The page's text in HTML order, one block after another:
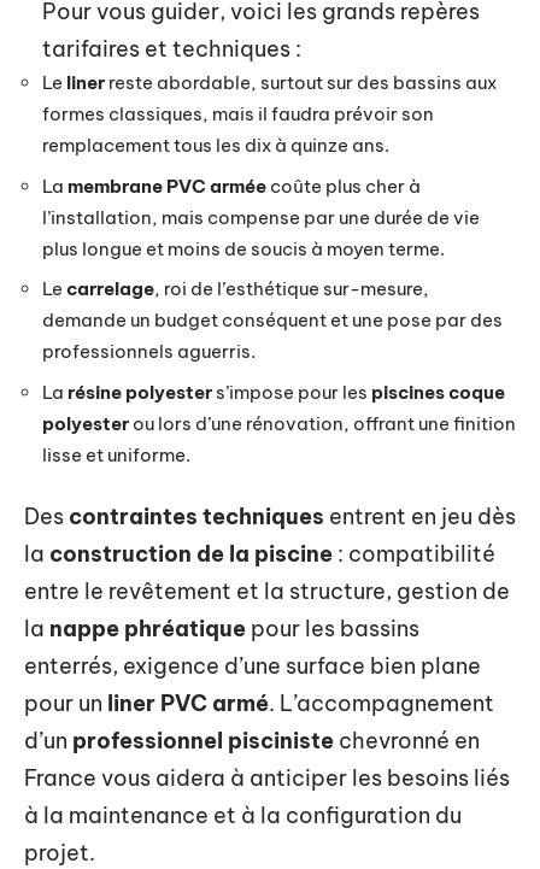
Pour vous guider, voici les grands repères
tarifaires et techniques :
Le liner reste abordable, surtout sur des bassins aux
formes classiques, mais il faudra prévoir son
remplacement tous les dix à quinze ans.
La membrane PVC armée coûte plus cher à
l’installation, mais compense par une durée de vie
plus longue et moins de soucis à moyen terme.
Le carrelage, roi de l’esthétique sur-mesure,
demande un budget conséquent et une pose par des
professionnels aguerris.
La résine polyester s’impose pour les piscines coque
polyester ou lors d’une rénovation, offrant une finition
lisse et uniforme.
Des contraintes techniques entrent en jeu dès
la construction de la piscine : compatibilité
entre le revêtement et la structure, gestion de
la nappe phréatique pour les bassins
enterrés, exigence d’une surface bien plane
pour un liner PVC armé. L’accompagnement
d’un professionnel pisciniste chevronné en
France vous aidera à anticiper les besoins liés
à la maintenance et à la configuration du
projet.